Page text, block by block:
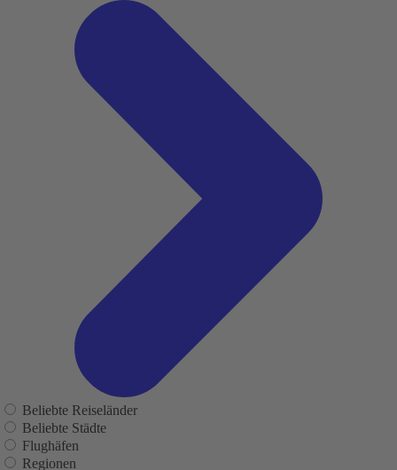
Beliebte Reiseländer
Beliebte Städte
Flughäfen
Regionen